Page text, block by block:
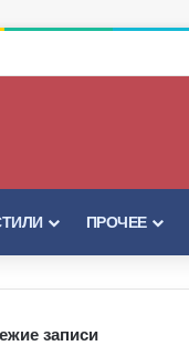
ПРОЧЕЕ
записи